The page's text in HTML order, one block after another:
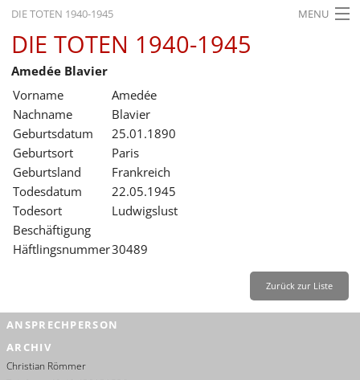
DIE TOTEN 1940-1945 MENU
STARTSEITE
AKTUELLES
AUSSTELLUNGEN
GESCHICHTE
BILDUNG
FORSCHUNG
SERVICE
Leichte Sprache
DIE TOTEN 1940-1945
Amedée Blavier
Vorname
Amedée
Nachname
Blavier
Geburtsdatum
25.01.1890
Geburtsort
Paris
Geburtsland
Frankreich
Todesdatum
22.05.1945
Todesort
Ludwigslust
Beschäftigung
Häftlingsnummer30489
Zurück zur Liste
ANSPRECHPERSON
ARCHIV
Christian Römmer